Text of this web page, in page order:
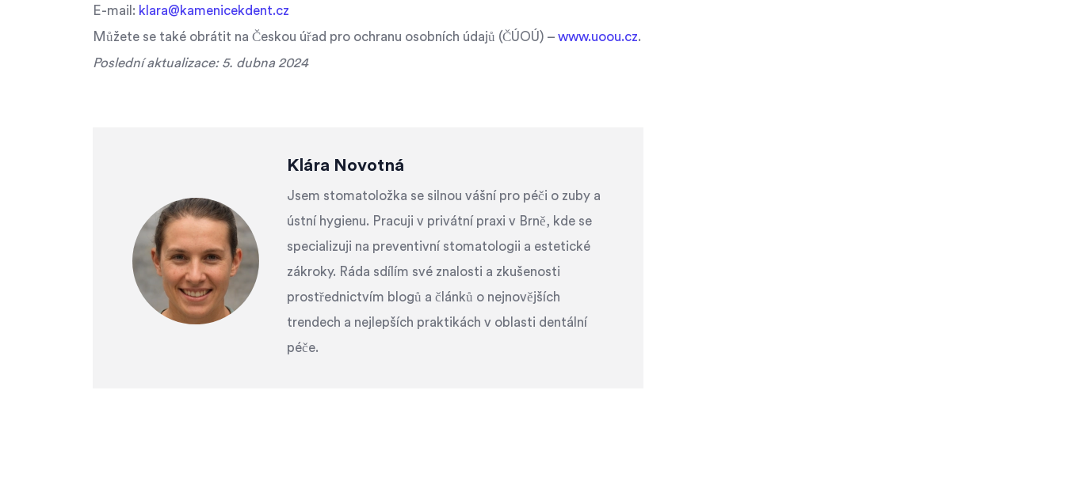
E-mail: klara@kamenicekdent.cz
Můžete se také obrátit na Českou úřad pro ochranu osobních údajů (ČÚOÚ) – www.uoou.cz.
Poslední aktualizace: 5. dubna 2024
Klára Novotná
Jsem stomatoložka se silnou vášní pro péči o zuby a
ústní hygienu. Pracuji v privátní praxi v Brně, kde se
specializuji na preventivní stomatologii a estetické
zákroky. Ráda sdílím své znalosti a zkušenosti
prostřednictvím blogů a článků o nejnovějších
trendech a nejlepších praktikách v oblasti dentální
péče.